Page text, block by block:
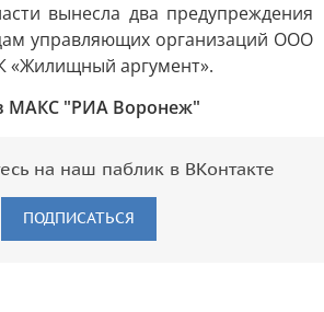
вынесла два предупреждения
управляющих организаций ООО
«Жилищный аргумент».
МАКС "РИА Воронеж"
на наш паблик в ВКонтакте
ПОДПИСАТЬСЯ